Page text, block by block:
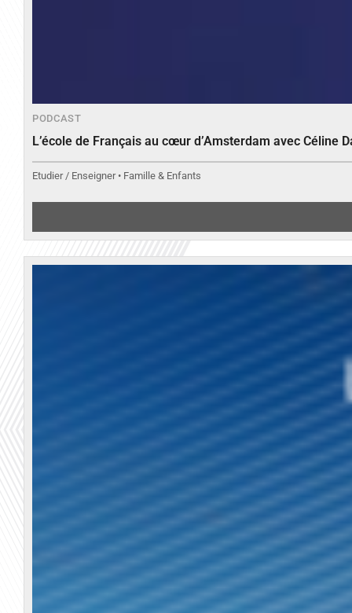
PODCAST
L’école de Français au cœur d’Amsterdam avec Céline
Etudier / Enseigner • Famille & Enfants